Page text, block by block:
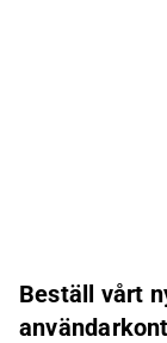
Beställ vårt